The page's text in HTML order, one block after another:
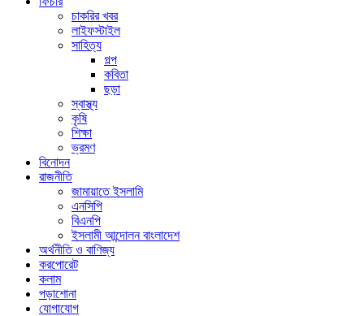
চাকরির খবর
লাইফস্টাইল
সাহিত্য
গল্প
কবিতা
ছড়া
স্বাস্থ্য
কৃষি
শিক্ষা
ভ্রমণ
বিনোদন
রাজনীতি
জামায়াতে ইসলামি
এনসিপি
বিএনপি
ইসলামী আন্দোলন বাংলাদেশ
অর্থনীতি ও বাণিজ্য
করপোরেট
কলাম
পড়াশোনা
যোগাযোগ